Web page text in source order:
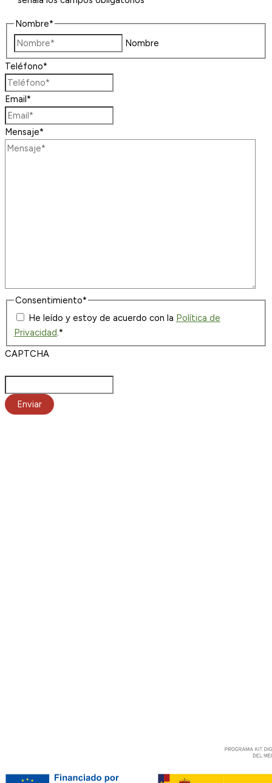
Nombre*
Nombre
Teléfono*
Email*
Mensaje*
Consentimiento*
He leído y estoy de acuerdo con la Política de
Privacidad.*
CAPTCHA